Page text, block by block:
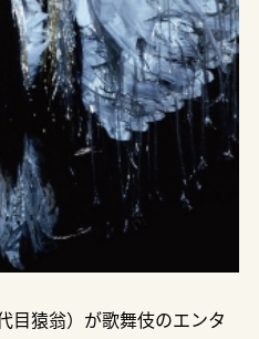
目猿翁）が歌舞伎のエンタ